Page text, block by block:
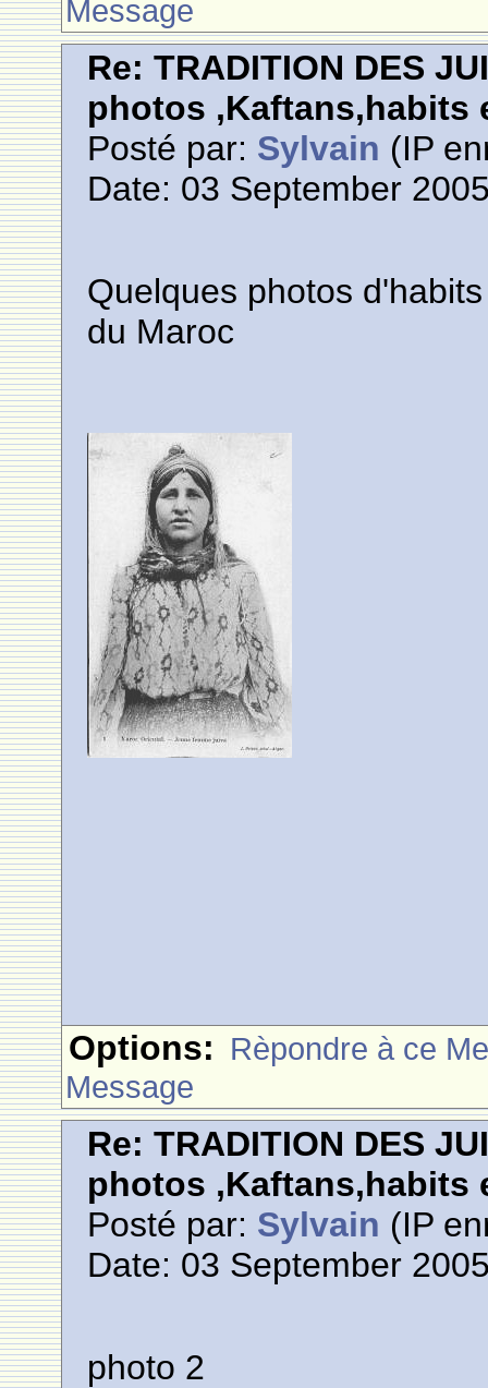
Message
Re: TRADITION DES
photos ,Kaftans,habits
Posté par: Sylvain (IP
Date: 03 September
Quelques photos
du Maroc
Options: Rèpondre à ce
Message
Re: TRADITION DES
photos ,Kaftans,habits
Posté par: Sylvain (IP
Date: 03 September
photo 2